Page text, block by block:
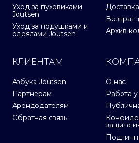
Уход за пуховиками
Joutsen
Уход за подушками и
одеялами Joutsen
Возврат
Архив
КЛИЕНТАМ
Азбука Joutsen
Партнерам
Арендодателям
Обратная связь
О нас
Работа
защита